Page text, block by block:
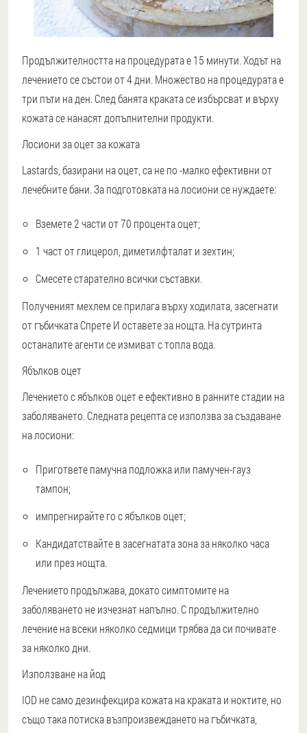
Продължителността на процедурата е 15 минути. Ходът на
лечението се състои от 4 дни. Множество на процедурата е
три пъти на ден. След банята краката се избърсват и върху
кожата се нанасят допълнителни продукти.
Лосиони за оцет за кожата
Lastards, базирани на оцет, са не по -малко ефективни от
лечебните бани. За подготовката на лосиони се нуждаете:
Вземете 2 части от 70 процента оцет;
1 част от глицерол, диметилфталат и зехтин;
Смесете старателно всички съставки.
Полученият мехлем се прилага върху ходилата, засегнати
от гъбичкатаСпретеИ оставете за нощта. На сутринта
останалите агенти се измиват с топла вода.
Ябълков оцет
Лечението с ябълков оцет е ефективно в ранните стадии на
заболяването. Следната рецепта се използва за създаване
на лосиони:
Пригответе памучна подложка или памучен-гауз
тампон;
импрегнирайте го с ябълков оцет;
Кандидатствайте в засегнатата зона за няколко часа
или през нощта.
Лечението продължава, докато симптомите на
заболяването не изчезнат напълно. С продължително
лечение на всеки няколко седмици трябва да си почивате
за няколко дни.
Използване на йод
IOD не само дезинфекцира кожата на краката и ноктите, но
също така потиска възпроизвеждането на гъбичката,